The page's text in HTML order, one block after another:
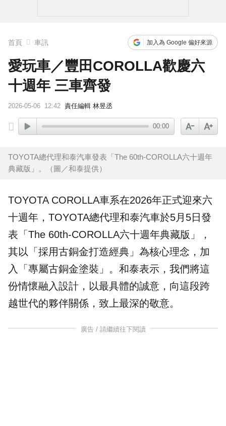
首頁 車訊 加入為 Google 偏好來源
愛玩車／豐田COROLLA歡慶六
十週年 三車齊發
2026-05-06 12:42 責任編輯 林昱丞
00:00
TOYOTA總代理和泰汽車發表「The 60th-COROLLA六十週年
典藏版」。（圖／和泰提供）
TOYOTA COROLLA車系在2026年正式迎來六
十週年，TOYOTA總代理和泰汽車於5月5日發
表「 The 60th-COROLLA六十週年典藏版 」，
其以「採用古銅金打造經典」為核心理念，加
入「專屬古銅金塗裝」。和泰表示，我們將這
份情懷融入設計，以最具體的誠意，向這段跨
越世代的夥伴關係，致上最深的敬意。
廣告 / 請繼續往下閱讀